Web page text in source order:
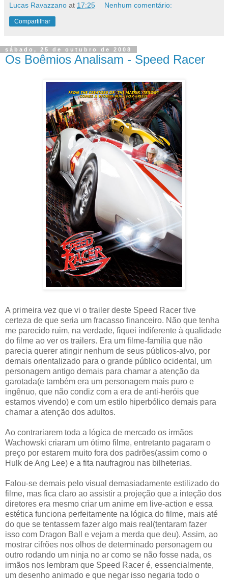
Lucas Ravazzano at 17:25 Nenhum comentário:
Compartilhar
sábado, 25 de outubro de 2008
Os Boêmios Analisam - Speed Racer
A primeira vez que vi o trailer deste Speed Racer tive
certeza de que seria um fracasso financeiro. Não que tenha
me parecido ruim, na verdade, fiquei indiferente à qualidade
do filme ao ver os trailers. Era um filme-família que não
parecia querer atingir nenhum de seus públicos-alvo, por
demais orientalizado para o grande público ocidental, um
personagem antigo demais para chamar a atenção da
garotada(e também era um personagem mais puro e
ingênuo, que não condiz com a era de anti-heróis que
estamos vivendo) e com um estilo hiperbólico demais para
chamar a atenção dos adultos.
Ao contrariarem toda a lógica de mercado os irmãos
Wachowski criaram um ótimo filme, entretanto pagaram o
preço por estarem muito fora dos padrões(assim como o
Hulk de Ang Lee) e a fita naufragrou nas bilheterias.
Falou-se demais pelo visual demasiadamente estilizado do
filme, mas fica claro ao assistir a projeção que a inteção dos
diretores era mesmo criar um anime em live-action e essa
estética funciona perfeitamente na lógica do filme, mais até
do que se tentassem fazer algo mais real(tentaram fazer
isso com Dragon Ball e vejam a merda que deu). Assim, ao
mostrar cifrões nos olhos de determinado personagem ou
outro rodando um ninja no ar como se não fosse nada, os
irmãos nos lembram que Speed Racer é, essencialmente,
um desenho animado e que negar isso negaria todo o